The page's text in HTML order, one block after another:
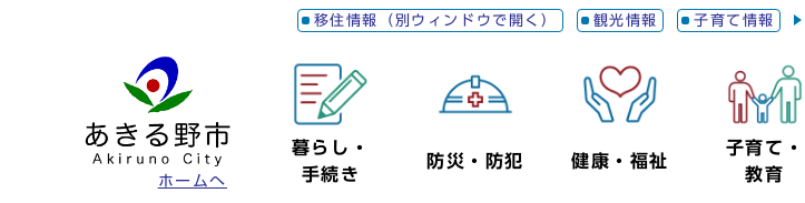
移住情報（別ウィンドウで開く） 観光情報 子育て情報
ホームへ
暮らし・
手続き
防災・防犯 健康・福祉
子育て・
教育